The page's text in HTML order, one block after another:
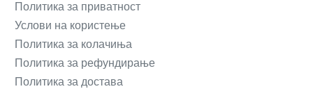
Политика за приватност
Услови на користење
Политика за колачиња
Политика за рефундирање
Политика за достава